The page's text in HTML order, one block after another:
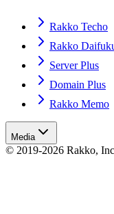
Rakko Techo
Rakko
Server Plus
Domain Plus
Rakko Memo
Media
© 2019-2026 Rakko,